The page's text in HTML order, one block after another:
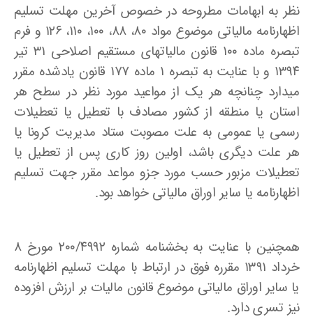
نظر به ابهامات مطروحه در خصوص آخرین مهلت تسلیم
اظهارنامه مالیاتی موضوع مواد ۸۰، ۸۸، ۱۰۰، ۱۱۰، ۱۲۶ و فرم
تبصره ماده ۱۰۰ قانون مالیاتهای مستقیم اصلاحی ۳۱ تیر
۱۳۹۴ و با عنایت به تبصره ۱ ماده ۱۷۷ قانون یادشده مقرر
میدارد چنانچه هر یک از مواعید مورد نظر در سطح هر
استان یا منطقه از کشور مصادف با تعطیل یا تعطیلات
رسمی یا عمومی به علت مصوبت ستاد مدیریت کرونا یا
هر علت دیگری باشد، اولین روز کاری پس از تعطیل یا
تعطیلات مزبور حسب مورد جزو مواعد مقرر جهت تسلیم
اظهارنامه یا سایر اوراق مالیاتی خواهد بود.
همچنین با عنایت به بخشنامه شماره ۲۰۰/۴۹۹۲ مورخ ۸
خرداد ۱۳۹۱ مقرره فوق در ارتباط با مهلت تسلیم اظهارنامه
یا سایر اوراق مالیاتی موضوع قانون مالیات بر ارزش افزوده
نیز تسری دارد.